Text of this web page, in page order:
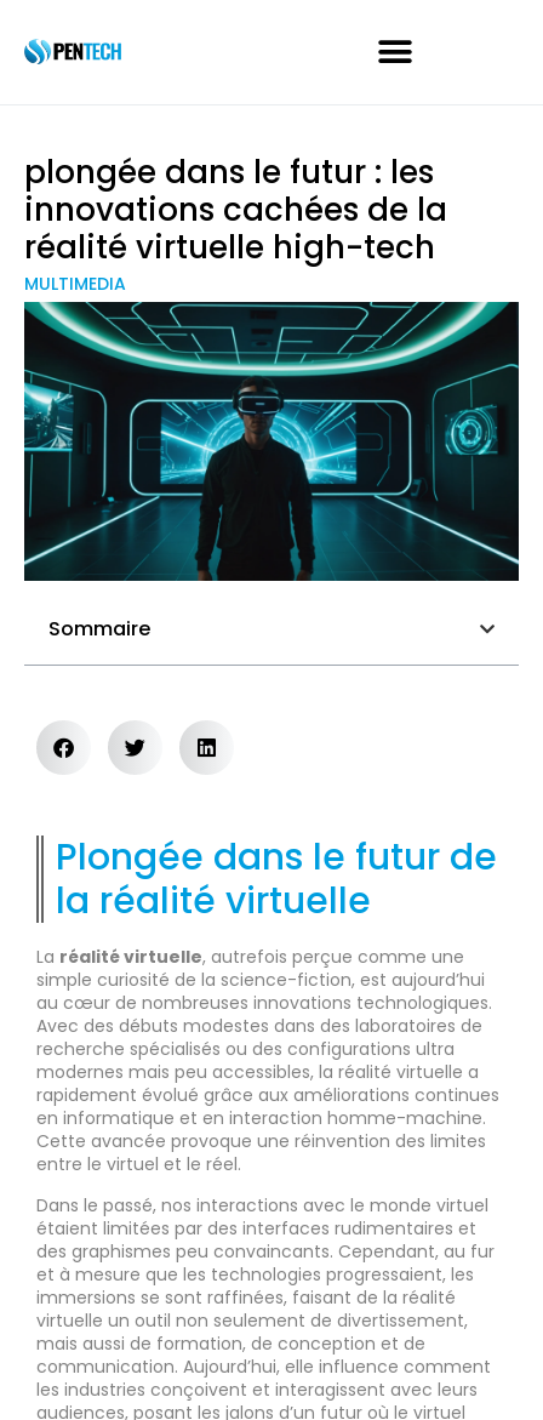
plongée dans le futur : les
innovations cachées de la
réalité virtuelle high-tech
MULTIMEDIA
Sommaire
Plongée dans le futur de
la réalité virtuelle
La réalité virtuelle, autrefois perçue comme une
simple curiosité de la science-fiction, est aujourd’hui
au cœur de nombreuses innovations technologiques.
Avec des débuts modestes dans des laboratoires de
recherche spécialisés ou des configurations ultra
modernes mais peu accessibles, la réalité virtuelle a
rapidement évolué grâce aux améliorations continues
en informatique et en interaction homme-machine.
Cette avancée provoque une réinvention des limites
entre le virtuel et le réel.
Dans le passé, nos interactions avec le monde virtuel
étaient limitées par des interfaces rudimentaires et
des graphismes peu convaincants. Cependant, au fur
et à mesure que les technologies progressaient, les
immersions se sont raffinées, faisant de la réalité
virtuelle un outil non seulement de divertissement,
mais aussi de formation, de conception et de
communication. Aujourd’hui, elle influence comment
les industries conçoivent et interagissent avec leurs
audiences, posant les jalons d’un futur où le virtuel